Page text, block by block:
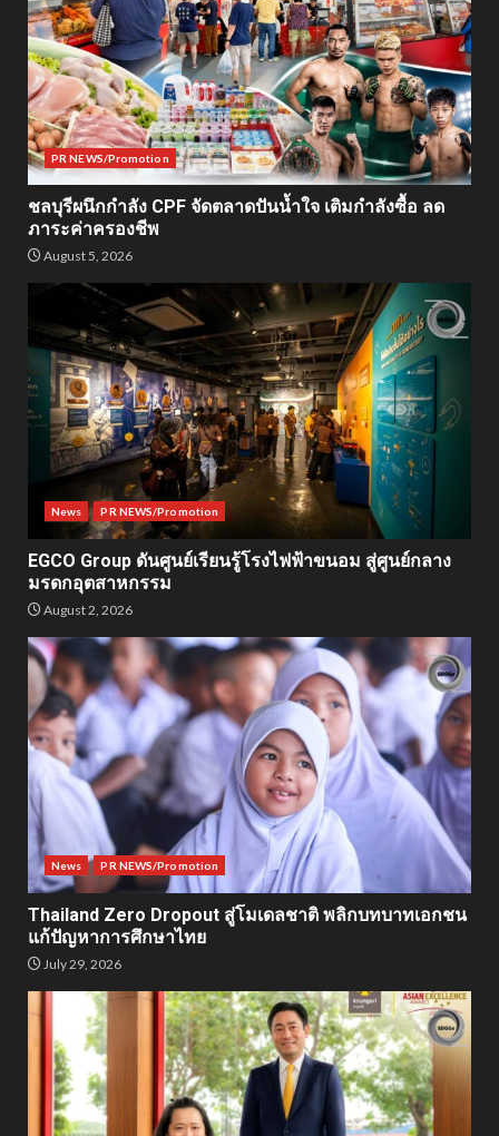
PR NEWS/Promotion
ชลบุรีผนึกกำลัง CPF จัดตลาดปันน้ำใจ เติมกำลังซื้อ ลด
ภาระค่าครองชีพ
August 5, 2026
News PR NEWS/Promotion
EGCO Group ดันศูนย์เรียนรู้โรงไฟฟ้าขนอม สู่ศูนย์กลาง
มรดกอุตสาหกรรม
August 2, 2026
News PR NEWS/Promotion
Thailand Zero Dropout สู่โมเดลชาติ พลิกบทบาทเอกชน
แก้ปัญหาการศึกษาไทย
July 29, 2026